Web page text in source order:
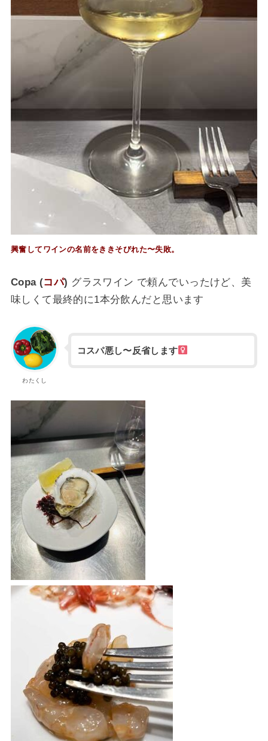
興奮してワインの名前をききそびれた〜失敗。
Copa (コパ) グラスワイン で頼んでいったけど、美
味しくて最終的に1本分飲んだと思います
わたくし
コスパ悪し〜反省します